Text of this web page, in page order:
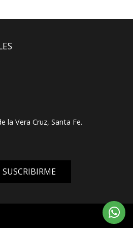
la Vera Cruz, Santa Fe.
SUSCRIBIRME